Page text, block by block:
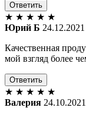
Ответить
★ ★ ★ ★ ★
Юрий Б 24.12.2021
Качественная
мой взгляд более
Ответить
★ ★ ★ ★ ★
Валерия 24.10.2021